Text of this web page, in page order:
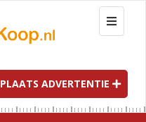
T
o
g
l
e
n
PLAATS ADVERTENTIE